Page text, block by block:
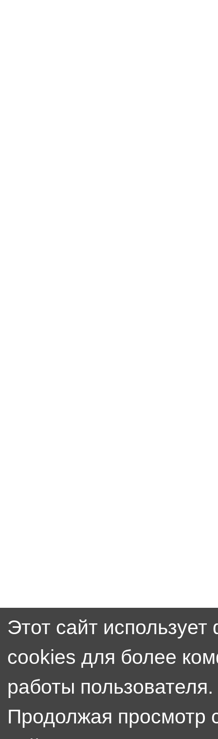
Этот сайт
cookies для более
работы пользователя.
Продолжая просмотр